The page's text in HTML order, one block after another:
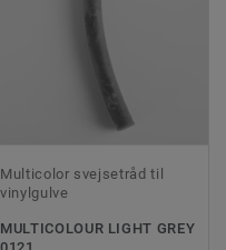
Multicolor svejsetråd til
vinylgulve
MULTICOLOUR LIGHT GREY